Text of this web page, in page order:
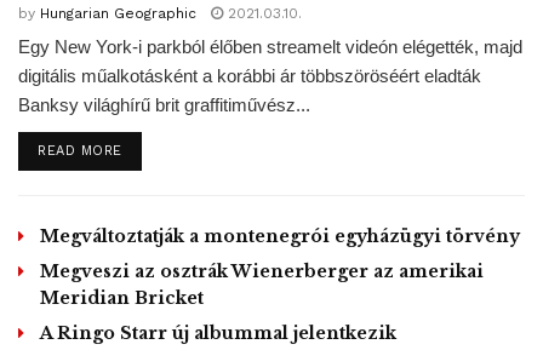
betiltják az alkalmazását. A TikToknak mintegy 100 millió
felhasználója van az Egyesült Államokban.
GD/MTI
Tags: betiltják
by Hungarian Geographic 2021.03.10.
Egy New York-i parkból élőben streamelt videón elégették, majd
digitális műalkotásként a korábbi ár többszöröséért eladták
Banksy világhírű brit graffitiművész...
READ MOREDETAILS
Megváltoztatják a montenegrói egyházügyi törvény
Megveszi az osztrák Wienerberger az amerikai
Meridian Bricket
A Ringo Starr új albummal jelentkezik